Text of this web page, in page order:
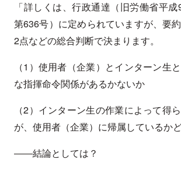
「詳しくは、行政通達（旧労働省平
第636号）に定められていますが、要
2点などの総合判断で決まります。
（1）使用者（企業）とインターン生
な指揮命令関係があるかないか
（2）インターン生の作業によって得
が、使用者（企業）に帰属しているかど
――結論としては？